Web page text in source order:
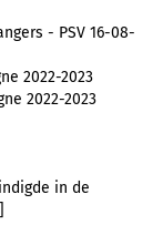
- PSV 16-08-
2022-2023
2022-2023
in de